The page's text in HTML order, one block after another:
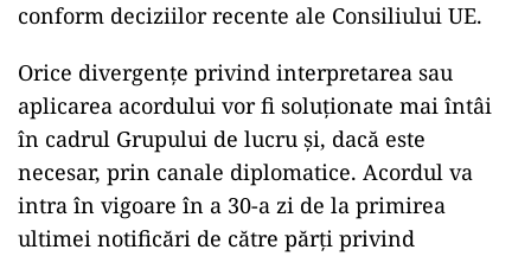
conform deciziilor recente ale Consiliului UE.
Orice divergențe privind interpretarea sau
aplicarea acordului vor fi soluționate mai întâi
în cadrul Grupului de lucru și, dacă este
necesar, prin canale diplomatice. Acordul va
intra în vigoare în a 30-a zi de la primirea
ultimei notificări de către părți privind